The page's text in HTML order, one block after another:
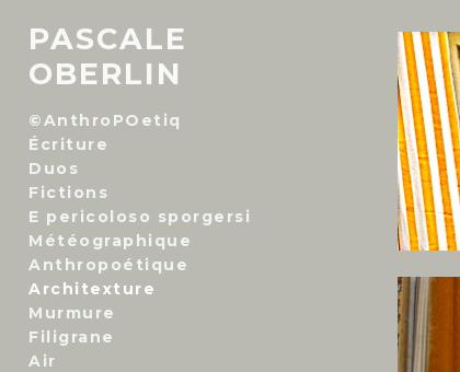
PASCALE
OBERLIN
©AnthroPOetiq
Écriture
Duos
Fictions
E pericoloso sporgersi
Météographique
Anthropoétique
Architexture
Murmure
Filigrane
Air